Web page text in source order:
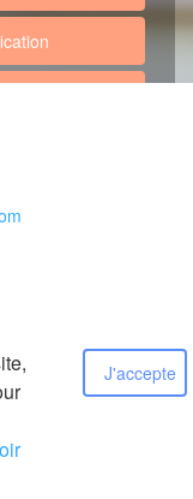
J'accepte